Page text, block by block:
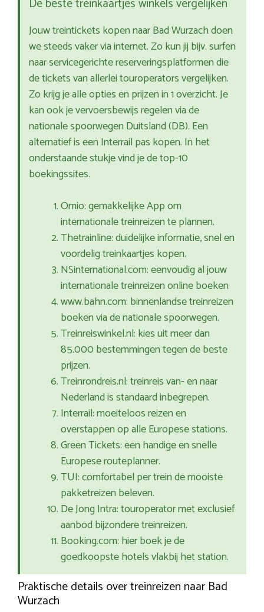
De beste treinkaartjes winkels vergelijken
Jouw treintickets kopen naar Bad Wurzach doen
we steeds vaker via internet. Zo kun jij bijv. surfen
naar servicegerichte reserveringsplatformen die
de tickets van allerlei touroperators vergelijken.
Zo krijg je alle opties en prijzen in 1 overzicht. Je
kan ook je vervoersbewijs regelen via de
nationale spoorwegen Duitsland (DB). Een
alternatief is een Interrail pas kopen. In het
onderstaande stukje vind je de top-10
boekingssites.
Omio: gemakkelijke App om
internationale treinreizen te plannen.
Thetrainline: duidelijke informatie, snel en
voordelig treinkaartjes kopen.
NSinternational.com: eenvoudig al jouw
internationale treinreizen online boeken
www.bahn.com: binnenlandse treinreizen
boeken via de nationale spoorwegen.
Treinreiswinkel.nl: kies uit meer dan
85.000 bestemmingen tegen de beste
prijzen.
Treinrondreis.nl: treinreis van- en naar
Nederland is standaard inbegrepen.
Interrail: moeiteloos reizen en
overstappen op alle Europese stations.
Green Tickets: een handige en snelle
Europese routeplanner.
TUI: comfortabel per trein de mooiste
pakketreizen beleven.
De Jong Intra: touroperator met exclusief
aanbod bijzondere treinreizen.
Booking.com: hier boek je de
goedkoopste hotels vlakbij het station.
Praktische details over treinreizen naar Bad
Wurzach